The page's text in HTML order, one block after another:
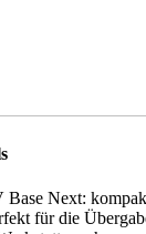
Next:
für die